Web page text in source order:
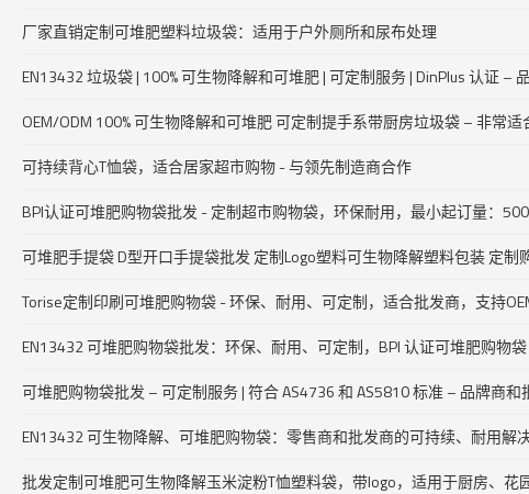
厂家直销定制可堆肥塑料垃圾袋：适用于户外厕所和尿布处理
EN13432 垃圾袋 | 100% 可生物降解和可堆肥 | 可定制服务 | DinPlus 认证 –
OEM/ODM 100% 可生物降解和可堆肥 可定制提手系带厨房垃圾袋 – 非常
可持续背心T恤袋，适合居家超市购物 - 与领先制造商合作
BPI认证可堆肥购物袋批发 - 定制超市购物袋，环保耐用，最小起订量：
可堆肥手提袋 D型开口手提袋批发 定制Logo塑料可生物降解塑料包装 定制
Torise定制印刷可堆肥购物袋 - 环保、耐用、可定制，适合批发商，支持
EN13432 可堆肥购物袋批发：环保、耐用、可定制，BPI 认证可堆肥购物
可堆肥购物袋批发 – 可定制服务 | 符合 AS4736 和 AS5810 标准 – 品牌商
EN13432 可生物降解、可堆肥购物袋：零售商和批发商的可持续、耐用解
批发定制可堆肥可生物降解玉米淀粉T恤塑料袋，带logo，适用于厨房、花